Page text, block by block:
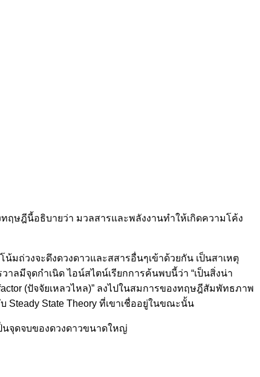
ฤษฎีนี้อธิบายว่า มวลสารและพลังงานทำให้เกิดความโค้ง
ถ่วงจะดึงดวงดาวและสสารอื่นๆเข้าด้วยกัน เป็นสาเหตุ
ลมีจุดกำเนิด ไอน์สไตน์เรียกการค้นพบนี้ว่า “เป็นสิ่งน่า
(ปัจจัยเหลวไหล)” ลงไปในสมการของทฤษฎีสัมพัทธภาพ
Steady State Theory ที่เขาเชื่ออยู่ในขณะนั้น
จุดจบของดวงดาวขนาดใหญ่